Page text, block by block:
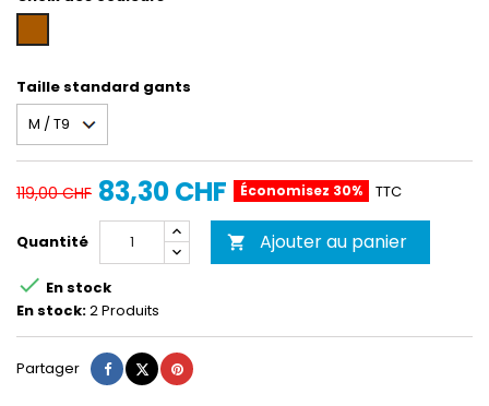
/
Taille standard gants
119,00 CHF 83,30 CHF Économisez 30% TTC
Quantité  Ajouter au panier
 En stock
En stock:2 Produits
Partager Partager
TweetPinterest